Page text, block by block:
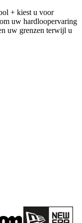
+ kiest u voor
uw hardloopervaring
uw grenzen terwijl u